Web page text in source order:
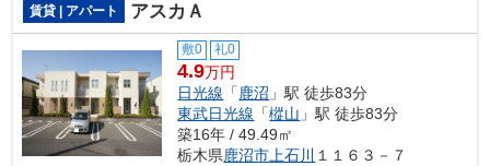
賃貸 | アパート アスカＡ
敷0 礼0
4.9万円
日光線 「 鹿沼 」駅 徒歩83分
東武日光線 「樅山 」駅 徒歩83分
築16年 / 49.49㎡
栃木県鹿沼市 上石川 １１６３－７